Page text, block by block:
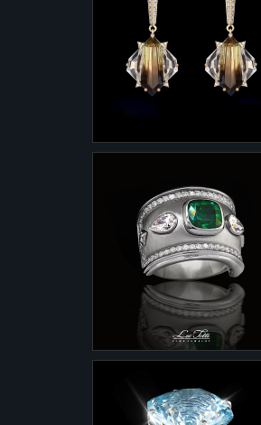
Серьги 2-353/2 с
цитринами и бриллиантами.
Золото 585 - 11,5 грамма
Цитрины - 30,85 карата
Бриллианты - 2,045 карата
2-0079/11
Серьги 2-0079/11
"Карамельный джаз" из
желтого золота с
полихромными кварцами и
бриллиантами.
Золото 585 - 8,13 грамма
Кварцы 12,24 карата
Бриллианты - 0,33 карата
1-0091